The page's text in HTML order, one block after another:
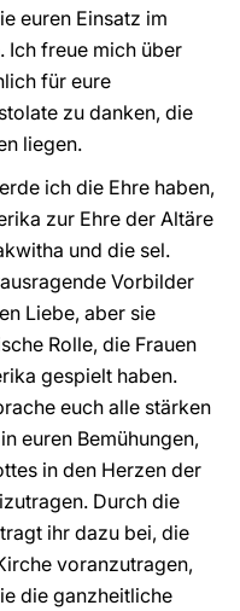
euren Einsatz im
Ich freue mich über
für eure
zu danken, die
liegen.
ich die Ehre haben,
zur Ehre der Altäre
und die sel.
Vorbilder
Liebe, aber sie
Rolle, die Frauen
gespielt haben.
euch alle stärken
euren Bemühungen,
in den Herzen der
Durch die
ihr dazu bei, die
voranzutragen,
die ganzheitliche